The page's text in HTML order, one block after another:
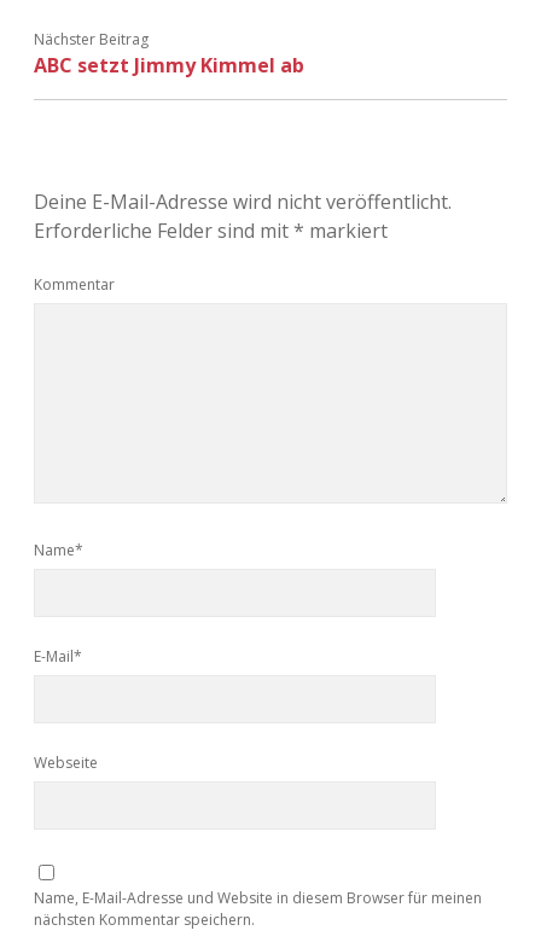
Nächster Beitrag
ABC setzt Jimmy Kimmel ab
Deine E-Mail-Adresse wird nicht veröffentlicht.
Erforderliche Felder sind mit* markiert
Kommentar
Name*
E-Mail*
Webseite
Name, E-Mail-Adresse und Website in diesem Browser für meinen
nächsten Kommentar speichern.